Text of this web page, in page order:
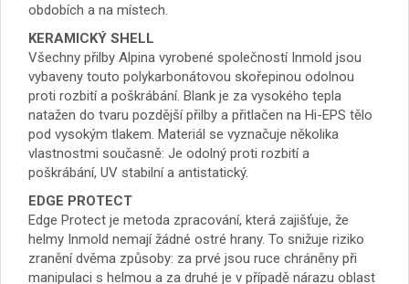
obdobích a na místech.
KERAMICKÝ SHELL
Všechny přilby Alpina vyrobené společností Inmold jsou
vybaveny touto polykarbonátovou skořepinou odolnou
proti rozbití a poškrábání. Blank je za vysokého tepla
natažen do tvaru pozdější přilby a přitlačen na Hi-EPS tělo
pod vysokým tlakem. Materiál se vyznačuje několika
vlastnostmi současně: Je odolný proti rozbití a
poškrábání, UV stabilní a antistatický.
EDGE PROTECT
Edge Protect je metoda zpracování, která zajišťuje, že
helmy Inmold nemají žádné ostré hrany. To snižuje riziko
zranění dvěma způsoby: za prvé jsou ruce chráněny při
manipulaci s helmou a za druhé je v případě nárazu oblast